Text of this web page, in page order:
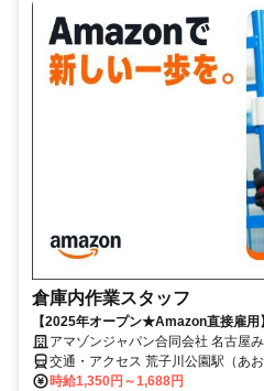
倉庫内作業スタッフ
【2025年オープン★Amazon直接雇用
アマゾンジャパン合同会社 名古屋
交通・アクセス 荒子川公園駅（あ
時給1,350円～1,688円